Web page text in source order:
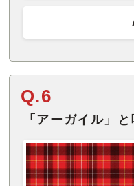
Q.6
「アーガイル」